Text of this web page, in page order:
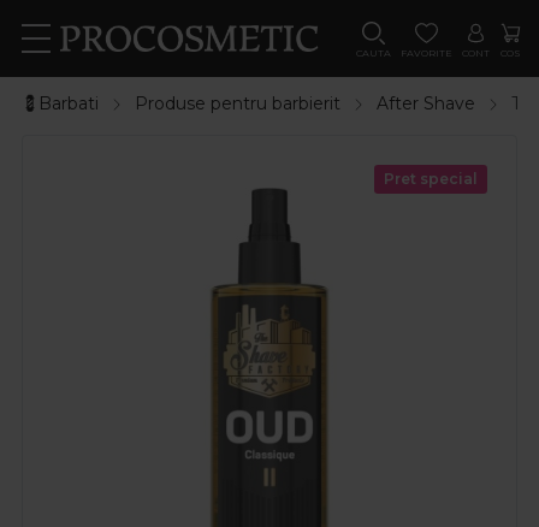
CAUTA FAVORITE CONT COS
💈Barbati Produse pentru barbierit After Shave
Pret special